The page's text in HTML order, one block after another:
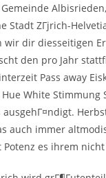
Stadt ZГјrich-
dir diesseitigen
den pro Jahr
Pass away
White
auch immer
es ihrem